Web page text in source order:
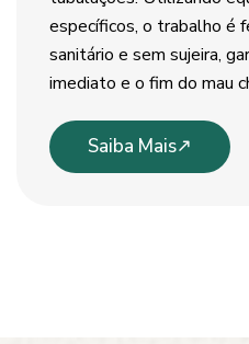
específicos, o trabalho é
sanitário e sem sujeira,
imediato e o fim do mau
Saiba Mais